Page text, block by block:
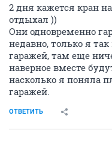
2 дня кажется кран
отдыхал ))
Они одновременно
недавно, только я
гаражей, там еще
наверное вместе
насколько я поняла
гаражей.
ОТВЕТИТЬ